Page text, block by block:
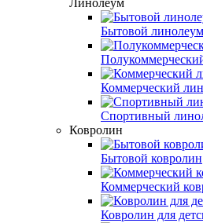
Бытовой линолеум
Коммерческий
Спортивный
Ковролин
Бытовой ковролин
Коммерческий
Ковролин для